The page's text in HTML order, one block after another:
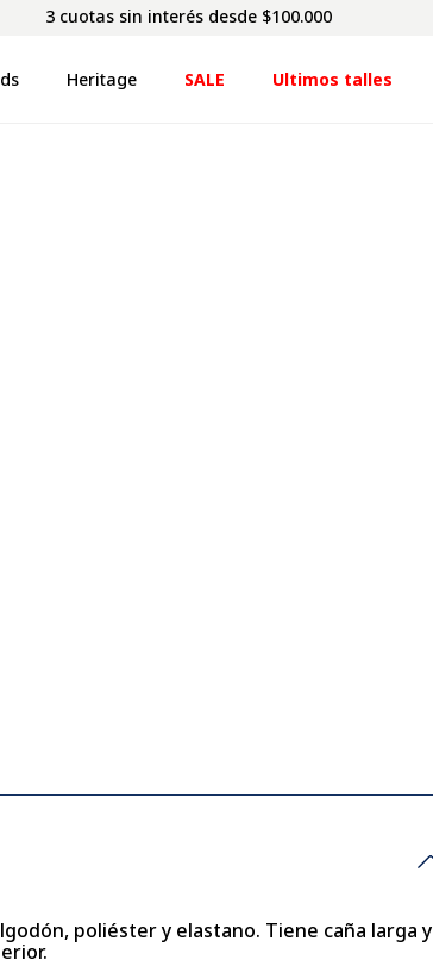
3 cuotas sin interés desde $100.000
Heritage SALE Ultimos talles
poliéster y elastano. Tiene caña larga y